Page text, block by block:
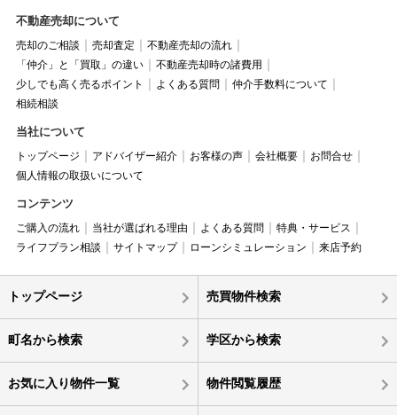
不動産売却について
売却のご相談 売却査定
不動産売却の流れ
「仲介」と「買取」の違い
不動産売却時の諸費用
少しでも高く売るポイント
よくある質問
仲介手数料について
相続相談
当社について
トップページ アドバイザー紹介 お客様の声 会社概要
お問合せ
個人情報の取扱いについて
コンテンツ
ご購入の流れ 当社が選ばれる理由 よくある質問
特典・サービス
ライフプラン相談
サイトマップ ローンシミュレーション 来店予約
トップページ 売買物件検索
町名から検索 学区から検索
お気に入り物件一覧 物件閲覧履歴